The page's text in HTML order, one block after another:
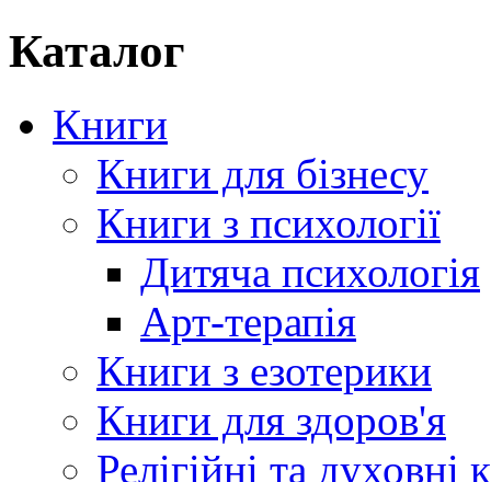
Каталог
Книги
Книги для бізнесу
Книги з психології
Дитяча психологія
Арт-терапія
Книги з езотерики
Книги для здоров'я
Релігійні та духовні